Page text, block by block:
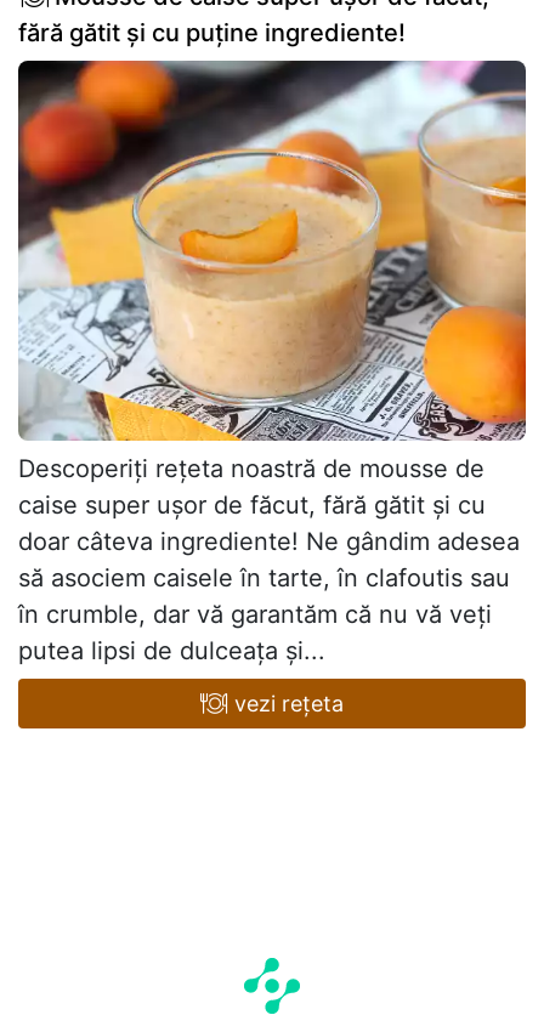
fără gătit și cu puține ingrediente!
Descoperiți rețeta noastră de mousse de
caise super ușor de făcut, fără gătit și cu
doar câteva ingrediente! Ne gândim adesea
să asociem caisele în tarte, în clafoutis sau
în crumble, dar vă garantăm că nu vă veți
putea lipsi de dulceața și...
vezi rețeta